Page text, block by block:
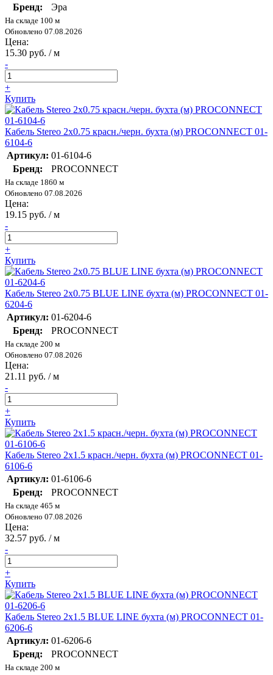
Бренд:
Эра
На складе 100 м
Обновлено 07.08.2026
Цена:
15.30 руб. / м
-
+
Купить
Кабель Stereo 2х0.75 красн./черн. бухта (м) PROCONNECT 01-
6104-6
Артикул: 01-6104-6
Бренд:
PROCONNECT
На складе 1860 м
Обновлено 07.08.2026
Цена:
19.15 руб. / м
-
+
Купить
Кабель Stereo 2х0.75 BLUE LINE бухта (м) PROCONNECT 01-
6204-6
Артикул: 01-6204-6
Бренд:
PROCONNECT
На складе 200 м
Обновлено 07.08.2026
Цена:
21.11 руб. / м
-
+
Купить
Кабель Stereo 2х1.5 красн./черн. бухта (м) PROCONNECT 01-
6106-6
Артикул: 01-6106-6
Бренд:
PROCONNECT
На складе 465 м
Обновлено 07.08.2026
Цена:
32.57 руб. / м
-
+
Купить
Кабель Stereo 2х1.5 BLUE LINE бухта (м) PROCONNECT 01-
6206-6
Артикул: 01-6206-6
Бренд:
PROCONNECT
На складе 200 м